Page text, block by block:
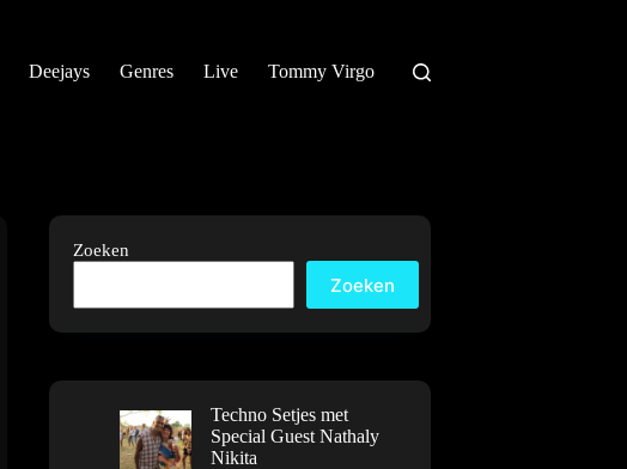
Deejays Genres Live Tommy Virgo
Zoeken
Zoeken
Techno Setjes met
Special Guest Nathaly
Nikita